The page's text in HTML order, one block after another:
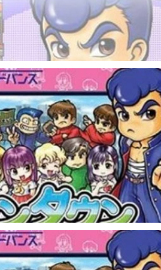
days ago
ฮิตปล่อยตัวอย่างใหม่ พร้อม
มเสียเงินอีกรอบ เพราะมันจะกลับมาอีก
days ago
ฟมิคอม จะกลับมารวมฮิตอีกค